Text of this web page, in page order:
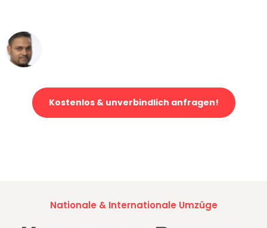
Kostenlos & unverbindlich anfragen!
Nationale & Internationale Umzüge